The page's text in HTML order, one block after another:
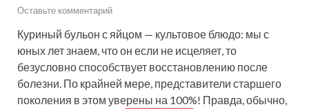
Оставьте комментарий
Куриный бульон с яйцом — культовое блюдо: мы с
юных лет знаем, что он если не исцеляет, то
безусловно способствует восстановлению после
болезни. По крайней мере, представители старшего
поколения в этом уверены на 100%! Правда, обычно,